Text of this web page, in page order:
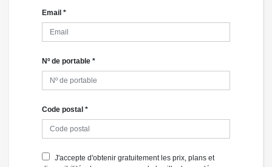
Email*
Nº de portable*
Code postal*
J'accepte d'obtenir gratuitement les prix, plans et